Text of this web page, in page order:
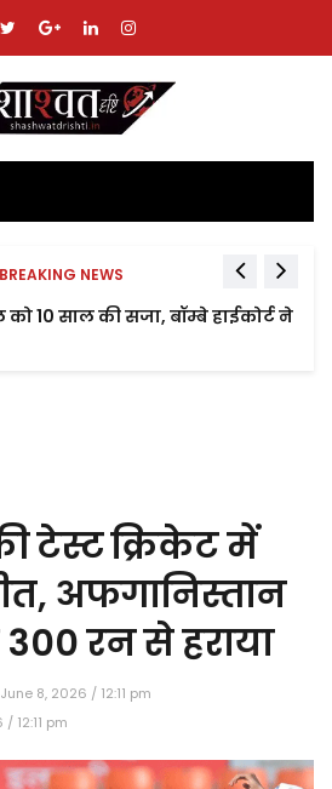
BREAKING NEWS
10 साल की सजा, बॉम्बे हाईकोर्ट ने
टेस्ट क्रिकेट में
अफगानिस्तान
रन से हराया
8, 2026 / 12:11 pm
12:11 pm